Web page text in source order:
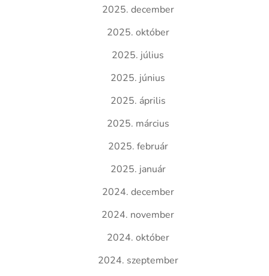
2025. december
2025. október
2025. július
2025. június
2025. április
2025. március
2025. február
2025. január
2024. december
2024. november
2024. október
2024. szeptember